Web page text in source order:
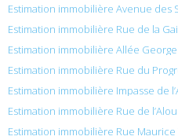
Estimation immobilière Avenue des
Estimation immobilière Rue de la
Estimation immobilière Allée
Estimation immobilière Rue du
Estimation immobilière Impasse de
Estimation immobilière Rue de
Estimation immobilière Rue